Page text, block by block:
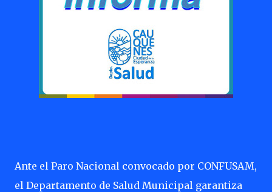
Ante el Paro Nacional convocado por CONFUSAM,
el Departamento de Salud Municipal garantiza